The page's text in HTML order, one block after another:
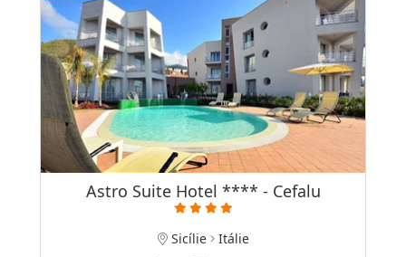
Astro Suite Hotel **** - Cefalu
Sicílie Itálie